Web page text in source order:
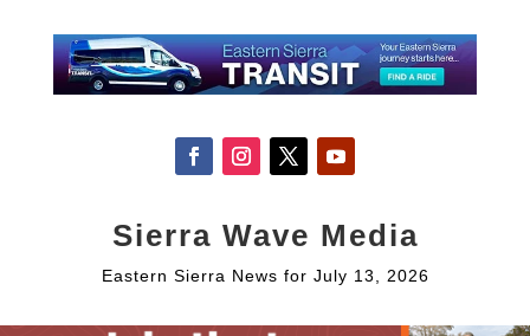
Sierra Wave Media
Eastern Sierra News for July 13, 2026